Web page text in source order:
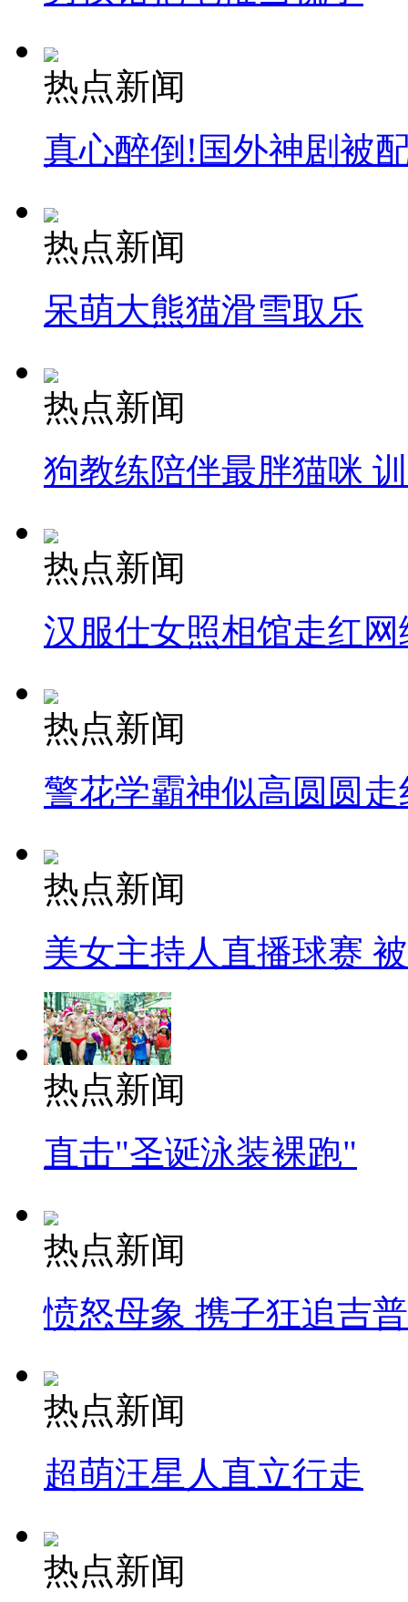
热点新闻
真心醉倒!国外神剧被
热点新闻
呆萌大熊猫滑雪取乐
热点新闻
狗教练陪伴最胖猫咪
热点新闻
汉服仕女照相馆走红网
热点新闻
警花学霸神似高圆圆走
热点新闻
美女主持人直播球赛
热点新闻
直击"圣诞泳装裸跑"
热点新闻
愤怒母象 携子狂追吉
热点新闻
超萌汪星人直立行走
热点新闻